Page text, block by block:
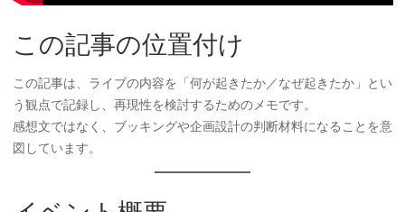
この記事の位置付け
この記事は、ライブの内容を「何が起きたか／なぜ起きたか」とい
う観点で記録し、再現性を検討するためのメモです。
感想文ではなく、ブッキングや企画設計の判断材料になることを意
図しています。